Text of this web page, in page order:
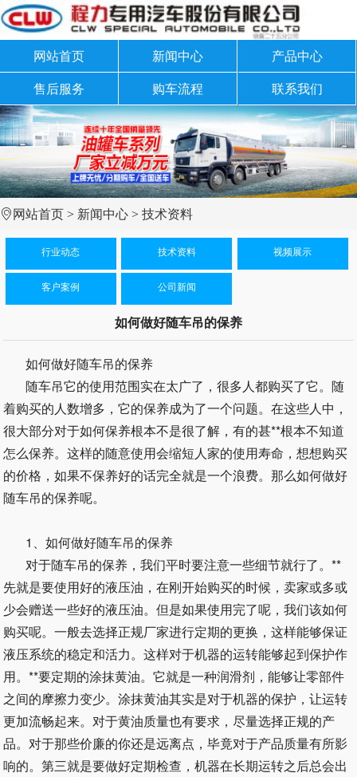
网站首页 新闻中心
产品中心
售后服务
购车流程 联系我们
网站首页 > 新闻中心 > 技术资料
行业动态 技术资料 视频展示
客户案例 公司新闻
如何做好随车吊的保养
如何做好随车吊的保养
随车吊它的使用范围实在太广了，很多人都购买了它。随
着购买的人数增多，它的保养成为了一个问题。在这些人中，
很大部分对于如何保养根本不是很了解，有的甚**根本不知道
怎么保养。这样的随意使用会缩短人家的使用寿命，想想购买
的价格，如果不保养好的话完全就是一个浪费。那么如何做好
随车吊的保养呢。
1、如何做好随车吊的保养
对于随车吊的保养，我们平时要注意一些细节就行了。**
先就是要使用好的液压油，在刚开始购买的时候，卖家或多或
少会赠送一些好的液压油。但是如果使用完了呢，我们该如何
购买呢。一般去选择正规厂家进行定期的更换，这样能够保证
液压系统的稳定和活力。这样对于机器的运转能够起到保护作
用。**要定期的涂抹黄油。它就是一种润滑剂，能够让零部件
之间的摩擦力变少。涂抹黄油其实是对于机器的保护，让运转
更加流畅起来。对于黄油质量也有要求，尽量选择正规的产
品。对于那些价廉的你还是远离点，毕竟对于产品质量有所影
响的。第三就是要做好定期检查，机器在长期运转之后总会出